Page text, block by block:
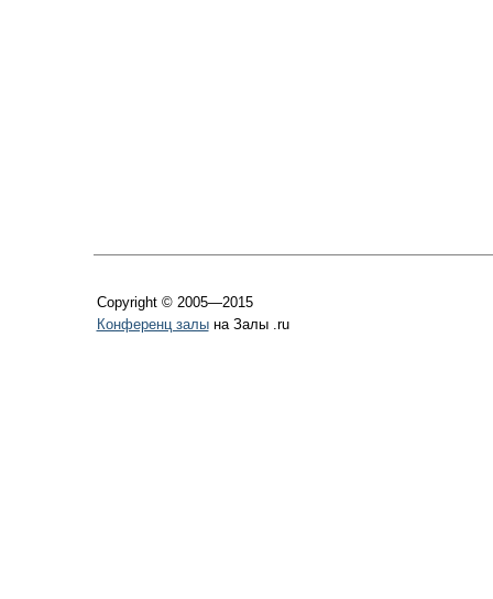
Copyright © 2005—2015
Конференц залына Залы .ru